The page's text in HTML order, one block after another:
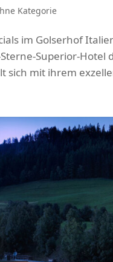
Kategorie
im Golserhof
Superior-Hotel
sich mit ihrem